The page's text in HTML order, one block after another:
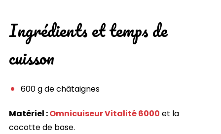
Ingrédients et temps de
cuisson
600 g de châtaignes
Matériel :Omnicuiseur Vitalité 6000 et la
cocotte de base.